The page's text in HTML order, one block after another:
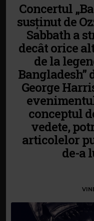
Concertul
susținut de
Sabbath a
decât orice
de la
Bangladesh”
George
conceptul
vedete,
articolelor
de-a